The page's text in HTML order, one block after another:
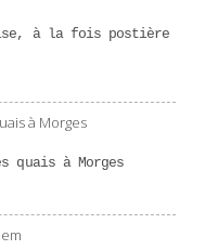
à la fois postière
quais à Morges